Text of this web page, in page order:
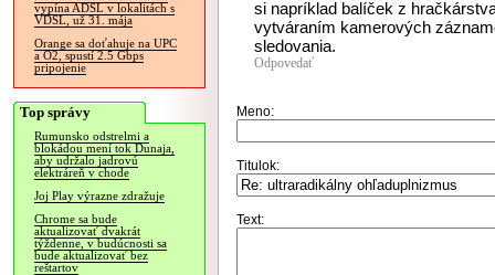
vypína ADSL v lokalitách s
VDSL, už 31. mája
Orange sa doťahuje na UPC
a O2, spustí 2.5 Gbps
pripojenie
Top správy
Rumunsko odstrelmi a
blokádou mení tok Dunaja,
aby udržalo jadrovú
elektráreň v chode
Joj Play výrazne zdražuje
Chrome sa bude
aktualizovať dvakrát
týždenne, v budúcnosti sa
bude aktualizovať bez
reštartov
si napríklad balíček z
vytváraním kamerových
sledovania.
Odpovedať
Meno:
Titulok:
Text: